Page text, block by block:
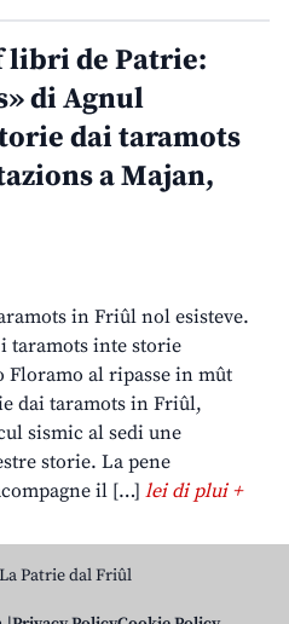
libri de Patrie:
di Agnul
dai taramots
a Majan,
in Friûl nol esisteve.
taramots inte storie
al ripasse in mût
dai taramots in Friûl,
sismic al sedi une
storie. La pene
il […] lei di plui +
Patrie dal Friûl